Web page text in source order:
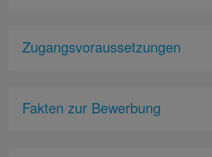
Zugangsvoraussetzungen
Fakten zur Bewerbung